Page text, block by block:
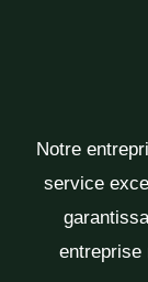
Notre
service
entreprise